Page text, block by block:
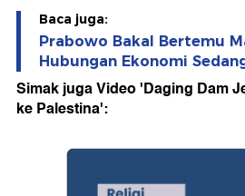
Baca juga:
Prabowo Bakal Bertemu
Hubungan Ekonomi
Simak juga Video 'Daging Dam
ke Palestina':